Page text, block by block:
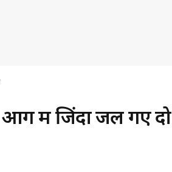
आग में जिंदा जल गए दो